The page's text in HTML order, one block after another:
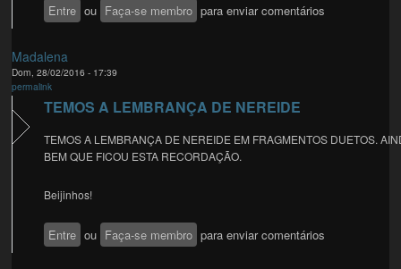
Entre ou Faça-se membro para enviar comentários
Madalena
Dom, 28/02/2016 - 17:39
permalink
TEMOS A LEMBRANÇA DE NEREIDE
TEMOS A LEMBRANÇA DE NEREIDE EM FRAGMENTOS DUETOS.
BEM QUE FICOU ESTA RECORDAÇÃO.
Beijinhos!
Entre ou Faça-se membro para enviar comentários